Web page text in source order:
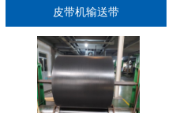
皮带机输送带